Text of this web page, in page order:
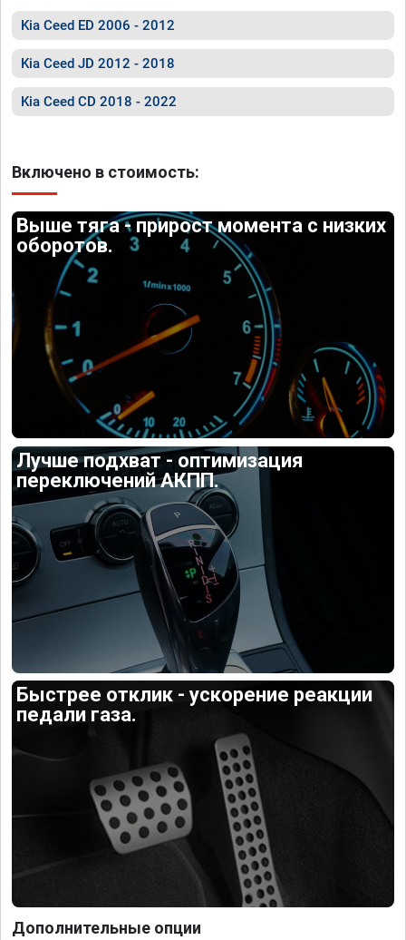
Kia Ceed ED 2006 - 2012
Kia Ceed JD 2012 - 2018
Kia Ceed CD 2018 - 2022
Включено в стоимость:
Выше тяга - прирост момента с низких
оборотов.
Лучше подхват - оптимизация
переключений АКПП.
Быстрее отклик - ускорение реакции
педали газа.
Дополнительные опции